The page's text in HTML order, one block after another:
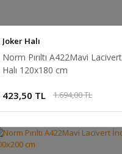
Joker Halı
Norm Pırıltı A422Mavi
Halı 120x180 cm
423,50 TL 1.694,00 TL